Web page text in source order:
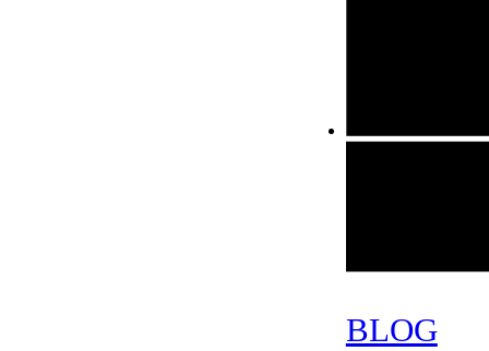
BLOG